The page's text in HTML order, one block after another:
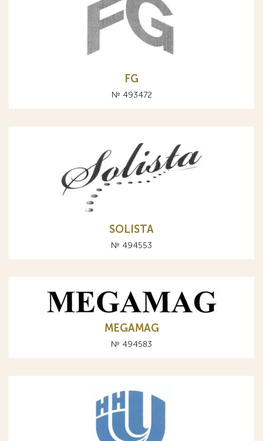
FG
№ 493472
SOLISTA
№ 494553
MEGAMAG
№ 494583